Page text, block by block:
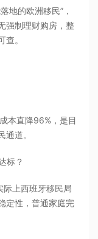
地的欧洲移民”，
强制理财购房，整
。
本直降96%，是目
道。
标？
际上西班牙移民局
定性，普通家庭完